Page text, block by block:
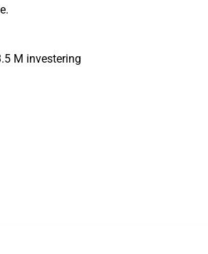
M investering